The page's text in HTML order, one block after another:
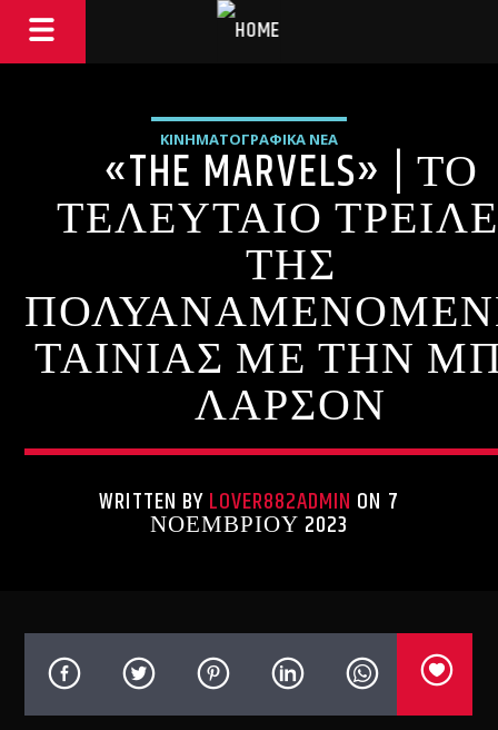
ΚΙΝΗΜΑΤΟΓΡΑΦΙΚΑ ΝΕΑ
«THE MARVELS» | ΤΟ
ΤΕΛΕΥΤΑΙΟ
ΤΗΣ
ΤΑΙΝΙΑΣ ΜΕ ΤΗΝ
ΛΑΡΣΟΝ
WRITTEN BYLOVER882ADMIN ON 7
ΝΟΕΜΒΡΊΟΥ 2023